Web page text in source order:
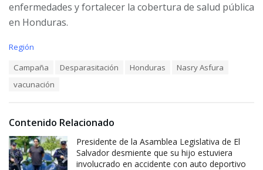
enfermedades y fortalecer la cobertura de salud pública
en Honduras.
C
i
s
:
Región
Campaña Desparasitación Honduras
Nasry Asfura
vacunación
Contenido Relacionado
Presidente de la Asamblea Legislativa de El
Salvador desmiente que su hijo estuviera
involucrado en accidente con auto deportivo